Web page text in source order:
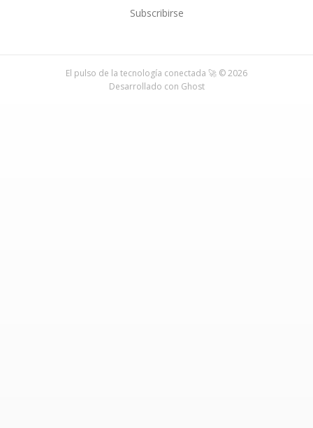
Subscribirse
El pulso de la tecnología conectada 🚀 © 2026
Desarrollado con Ghost